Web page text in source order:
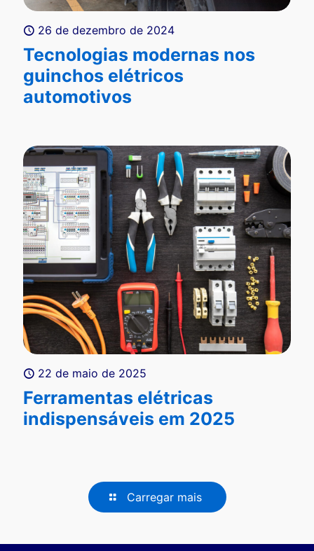
26 de dezembro de 2024
Tecnologias modernas nos
guinchos elétricos
automotivos
22 de maio de 2025
Ferramentas elétricas
indispensáveis em 2025
Carregar mais